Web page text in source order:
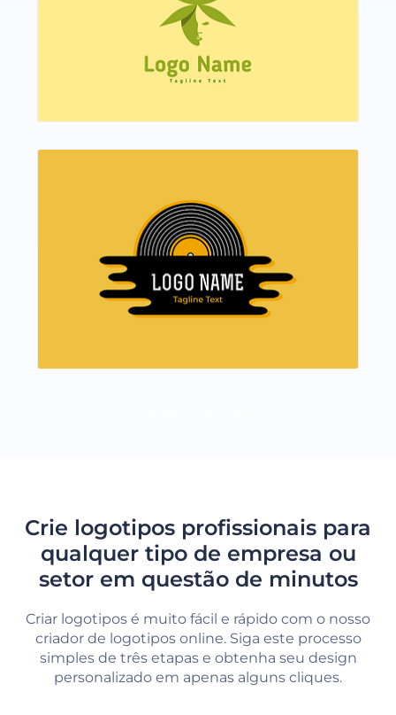
Crie logotipos profissionais para
qualquer tipo de empresa ou
setor em questão de minutos
Criar logotipos é muito fácil e rápido com o nosso
criador de logotipos online. Siga este processo
simples de três etapas e obtenha seu design
personalizado em apenas alguns cliques.